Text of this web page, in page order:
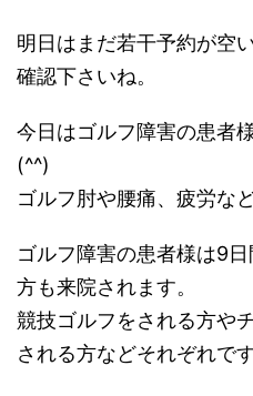
明日はまだ若干予約が空
確認下さいね。
今日はゴルフ障害の患者
(^^)
ゴルフ肘や腰痛、疲労な
ゴルフ障害の患者様は9
方も来院されます。
競技ゴルフをされる方や
される方などそれぞれです